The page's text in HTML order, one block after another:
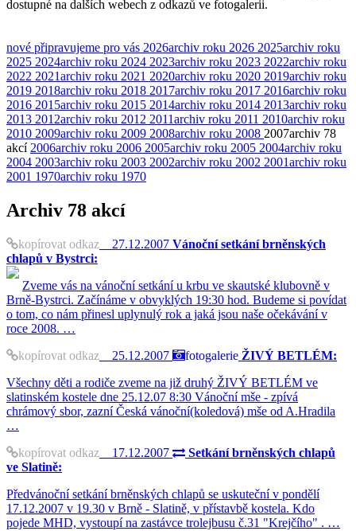
dostupné na dalších webech z odkazů ve fotogalerii.
nové připravujeme pro vás 2026archiv roku 2026 2025archiv roku
2025 2024archiv roku 2024 2023archiv roku 2023 2022archiv roku
2022 2021archiv roku 2021 2020archiv roku 2020 2019archiv roku
2019 2018archiv roku 2018 2017archiv roku 2017 2016archiv roku
2016 2015archiv roku 2015 2014archiv roku 2014 2013archiv roku
2013 2012archiv roku 2012 2011archiv roku 2011 2010archiv roku
2010 2009archiv roku 2009 2008archiv roku 2008 2007archiv 78
akcí 2006archiv roku 2006 2005archiv roku 2005 2004archiv roku
2004 2003archiv roku 2003 2002archiv roku 2002 2001archiv roku
2001 1970archiv roku 1970
Archiv 78 akcí
kopírovat odkaz 27.12.2007 Vánoční setkání brněnských
chlapů v Bystrci:
Zveme vás na vánoční setkání u krbu ve skautské klubovně v
Brně-Bystrci. Začínáme v obvyklých 19:30 hod. Budeme si povídat
o tom, co nám přinesl uplynulý rok a jaká jsou naše očekávání v
roce 2008. …
kopírovat odkaz 25.12.2007 fotogalerie ŽIVÝ BETLÉM:
Všechny děti a rodiče zveme na již druhý ŽIVÝ BETLÉM ve
slatinském kostele dne 25.12.07 8:30 Vánoční mše - zpívá
chrámový sbor, zazní Česká vánoční(koledová) mše od A.Hradila
…
kopírovat odkaz 17.12.2007
Setkání brněnských chlapů
ve Slatině:
Předvánoční setkání brněnských chlapů se uskuteční v pondělí
17.12.2007 v 19.30 v Brně - Slatině, v přístavbě kostela. Kdo
pojede MHD, vystoupí na zastávce trolejbusu č.31 "Krejčího" . …